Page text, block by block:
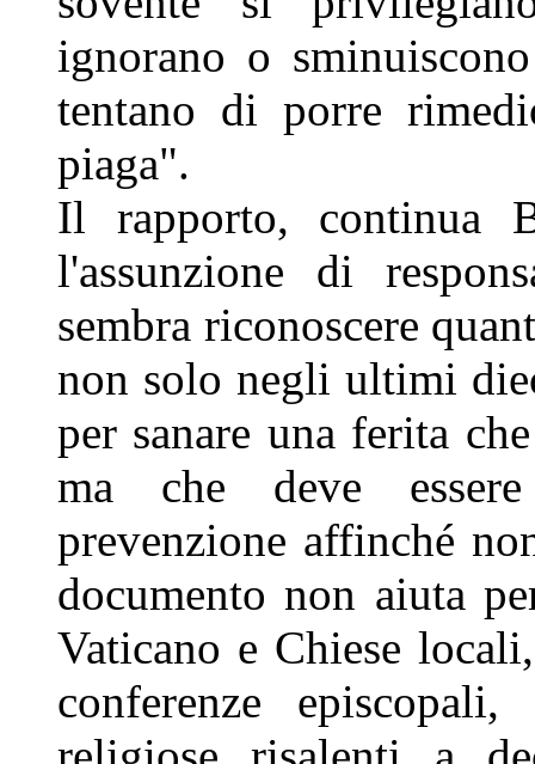
ignorano o
tentano di porre
piaga".
Il rapporto, continua
l'assunzione di
sembra riconoscere
non solo negli ultimi
per sanare una ferita
ma che deve
prevenzione affinché
documento non aiuta
Vaticano e Chiese
conferenze